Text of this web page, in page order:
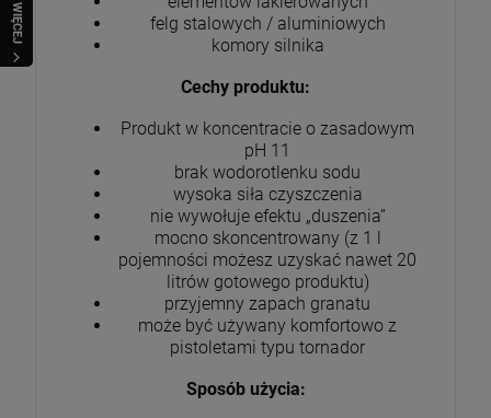
WIĘCEJ
felg stalowych / aluminiowych
komory silnika
Cechy produktu:
Produkt w koncentracie o zasadowym
pH 11
brak wodorotlenku sodu
wysoka siła czyszczenia
nie wywołuje efektu „duszenia”
mocno skoncentrowany (z 1 l
pojemności możesz uzyskać nawet 20
litrów gotowego produktu)
przyjemny zapach granatu
może być używany komfortowo z
pistoletami typu tornador
Sposób użycia: